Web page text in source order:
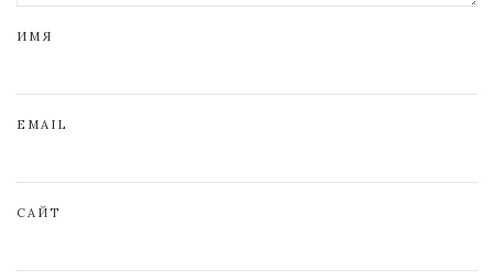
ИМЯ
EMAIL
САЙТ